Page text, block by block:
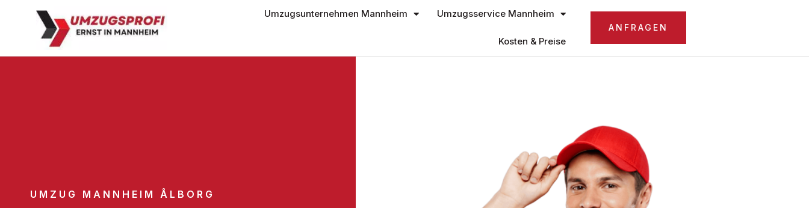
Umzugsunternehmen Mannheim Umzugsservice Mannheim
Kosten & Preise
ANFRAGEN
UMZUG MANNHEIM ÅLBORG